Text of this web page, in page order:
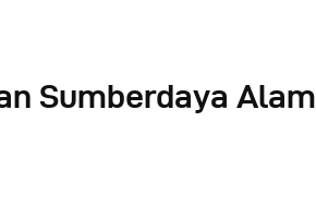
Sumberdaya Alam